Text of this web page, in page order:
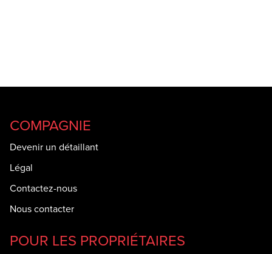
COMPAGNIE
Devenir un détaillant
Légal
Contactez-nous
Nous contacter
POUR LES PROPRIÉTAIRES